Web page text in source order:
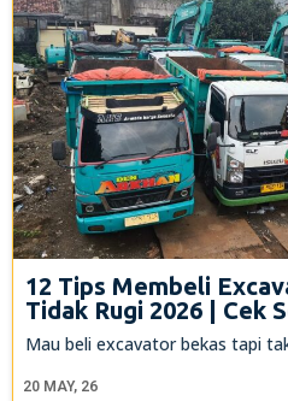
12 Tips Membeli
Tidak Rugi 2026 | Cek
20 MAY, 26
Mau beli excavator bekas tapi